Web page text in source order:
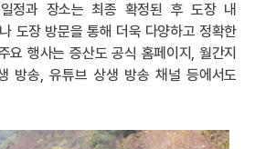
정과 장소는 최종 확정된 후 도장 내
도장 방문을 통해 더욱 다양하고 정확한
요 행사는 증산도 공식 홈페이지, 월간지
방송, 유튜브 상생 방송 채널 등에서도